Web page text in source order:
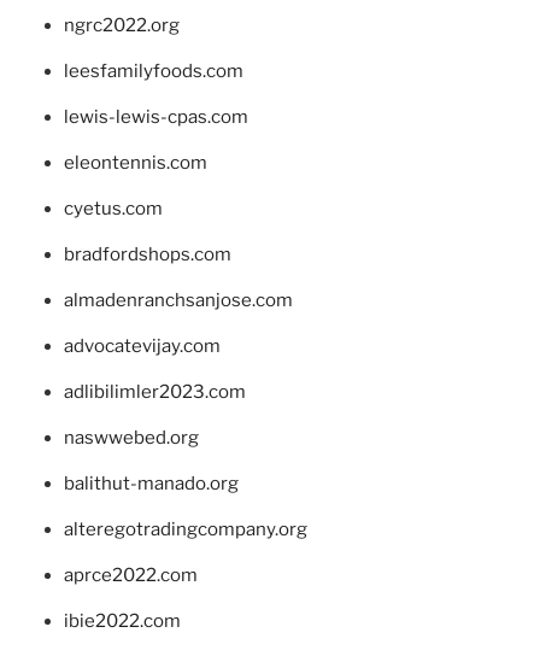
ngrc2022.org
leesfamilyfoods.com
lewis-lewis-cpas.com
eleontennis.com
cyetus.com
bradfordshops.com
almadenranchsanjose.com
advocatevijay.com
adlibilimler2023.com
naswwebed.org
balithut-manado.org
alteregotradingcompany.org
aprce2022.com
ibie2022.com